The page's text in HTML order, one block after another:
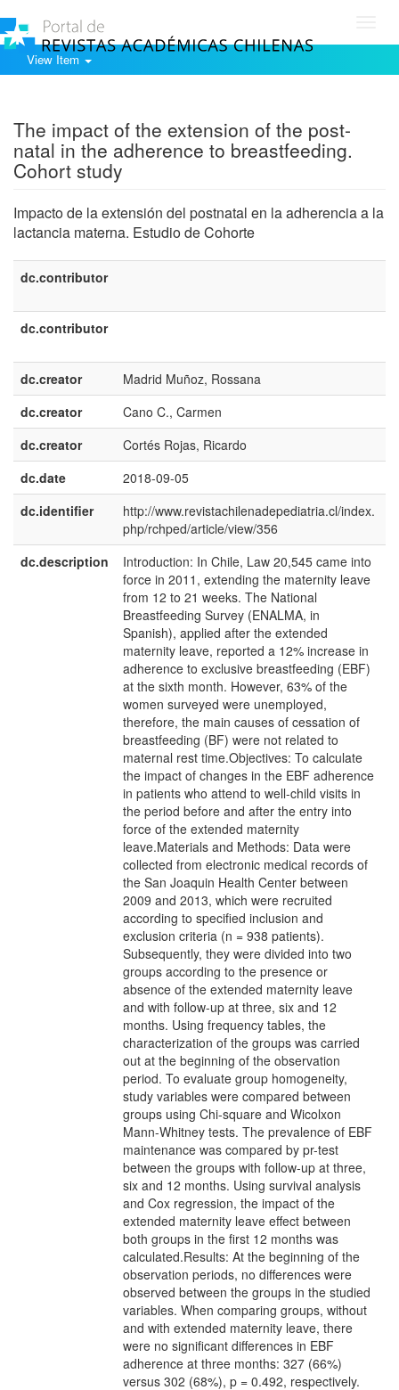
View Item
The impact of the extension of the post-
natal in the adherence to breastfeeding.
Cohort study
Impacto de la extensión del postnatal en la adherencia a la
lactancia materna. Estudio de Cohorte
dc.contributor
dc.contributor
dc.creator
Madrid Muñoz, Rossana
dc.creator
Cano C., Carmen
dc.creator
Cortés Rojas, Ricardo
dc.date
2018-09-05
dc.identifier
http://www.revistachilenadepediatria.cl/index.
php/rchped/article/view/356
dc.description
Introduction: In Chile, Law 20,545 came into
force in 2011, extending the maternity leave
from 12 to 21 weeks. The National
Breastfeeding Survey (ENALMA, in
Spanish), applied after the extended
maternity leave, reported a 12% increase in
adherence to exclusive breastfeeding (EBF)
at the sixth month. However, 63% of the
women surveyed were unemployed,
therefore, the main causes of cessation of
breastfeeding (BF) were not related to
maternal rest time.Objectives: To calculate
the impact of changes in the EBF adherence
in patients who attend to well-child visits in
the period before and after the entry into
force of the extended maternity
leave.Materials and Methods: Data were
collected from electronic medical records of
the San Joaquin Health Center between
2009 and 2013, which were recruited
according to specified inclusion and
exclusion criteria (n = 938 patients).
Subsequently, they were divided into two
groups according to the presence or
absence of the extended maternity leave
and with follow-up at three, six and 12
months. Using frequency tables, the
characterization of the groups was carried
out at the beginning of the observation
period. To evaluate group homogeneity,
study variables were compared between
groups using Chi-square and Wicolxon
Mann-Whitney tests. The prevalence of EBF
maintenance was compared by pr-test
between the groups with follow-up at three,
six and 12 months. Using survival analysis
and Cox regression, the impact of the
extended maternity leave effect between
both groups in the first 12 months was
calculated.Results: At the beginning of the
observation periods, no differences were
observed between the groups in the studied
variables. When comparing groups, without
and with extended maternity leave, there
were no significant differences in EBF
adherence at three months: 327 (66%)
versus 302 (68%), p = 0.492, respectively.